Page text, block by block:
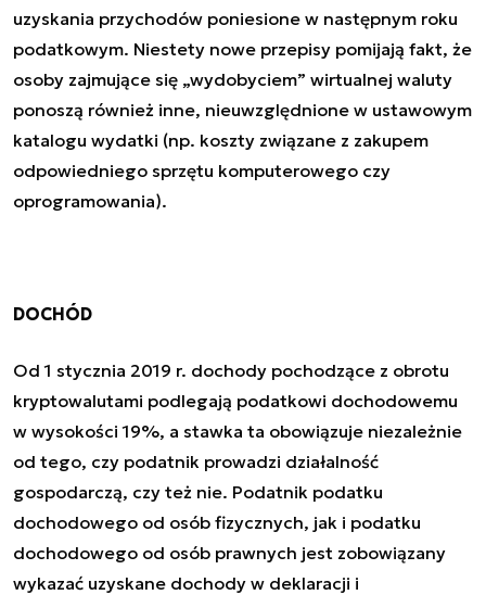
uzyskania przychodów poniesione w następnym roku
podatkowym. Niestety nowe przepisy pomijają fakt, że
osoby zajmujące się „wydobyciem” wirtualnej waluty
ponoszą również inne, nieuwzględnione w ustawowym
katalogu wydatki (np. koszty związane z zakupem
odpowiedniego sprzętu komputerowego czy
oprogramowania).
DOCHÓD
Od 1 stycznia 2019 r. dochody pochodzące z obrotu
kryptowalutami podlegają podatkowi dochodowemu
w wysokości 19%, a stawka ta obowiązuje niezależnie
od tego, czy podatnik prowadzi działalność
gospodarczą, czy też nie. Podatnik podatku
dochodowego od osób fizycznych, jak i podatku
dochodowego od osób prawnych jest zobowiązany
wykazać uzyskane dochody w deklaracji i